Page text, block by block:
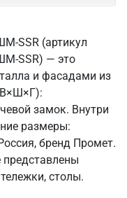
SSR (артикул
SSR) — это
и фасадами из
замок. Внутри
размеры:
бренд Промет.
представлены
столы.